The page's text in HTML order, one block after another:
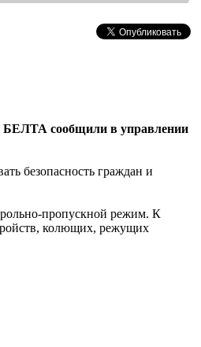
БЕЛТА сообщили в управлении
безопасность граждан и
пропускной режим. К
колющих, режущих